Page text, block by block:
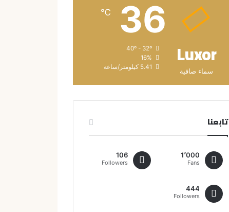
Luxor
سماء صافية
36
℃
40º - 32º
16%
5.41 كيلومتر/ساعة
تابعنا
1٬000
Fans
106
Followers
444
Followers